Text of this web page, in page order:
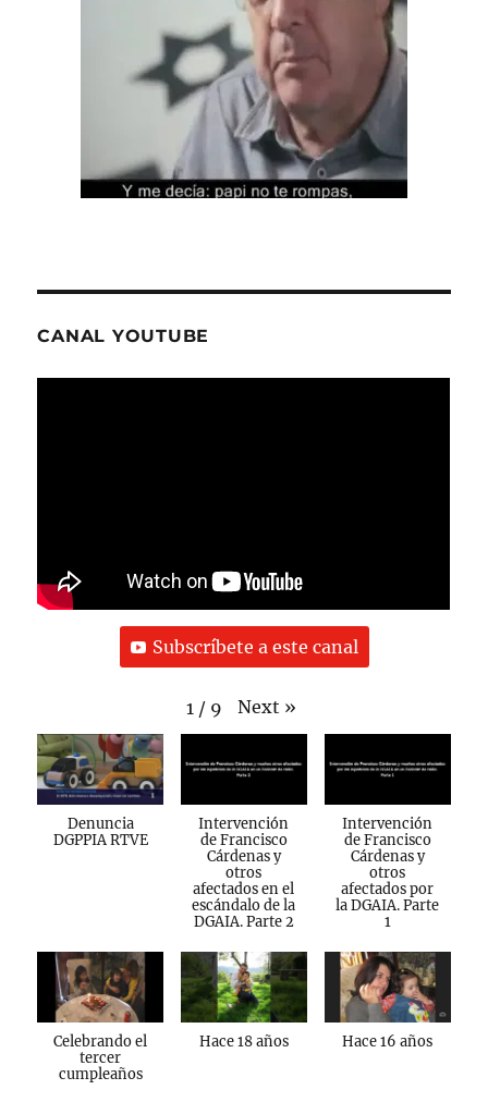
CANAL YOUTUBE
Subscríbete a este canal
1 / 9 Next »
Denuncia
DGPPIA RTVE
Intervención
de Francisco
Cárdenas y
otros
afectados en el
escándalo de la
DGAIA. Parte 2
Intervención
de Francisco
Cárdenas y
otros
afectados por
la DGAIA. Parte
1
Celebrando el
tercer
cumpleaños
Hace 18 años Hace 16 años